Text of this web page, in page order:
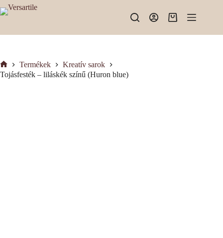
Skip
to
Shopping
Kezdőlap
Termékek
Kreatív sarok
Tojásfesték – liláskék színű (Huron blue)